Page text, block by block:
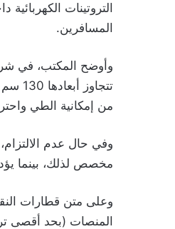
التروتينات
المسافرين.
وأوضح المكتب، في
من إمكانية الطي
وفي حال عدم
مخصص لذلك، بينما يؤدي
المنصات (بحد أقصى